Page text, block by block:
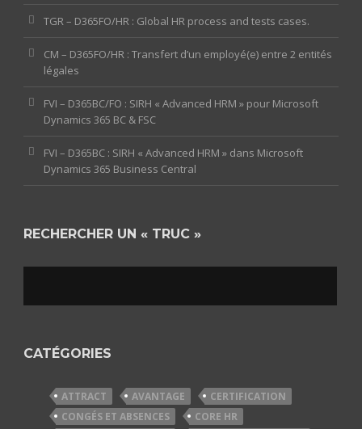
TGR – D365FO/HR : Global HR process and tests cases.
CM – D365FO/HR : Transfert d’un employé(e) entre 2 entités
légales
FVI – D365BC/FO : SIRH « Advanced HRM » pour Microsoft
Dynamics 365 BC & FSC
FVI – D365BC : SIRH « Advanced HRM » dans Microsoft
Dynamics 365 Business Central
RECHERCHER UN « TRUC »
CATÉGORIES
ATTRACT AVANTAGE
CERTIFICATION
CONGÉS ET ABSENCES
CORE HR